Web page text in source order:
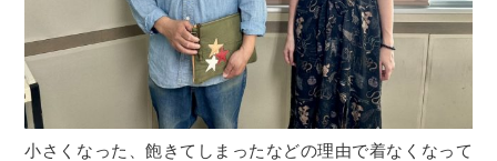
小さくなった、飽きてしまったなどの理由で着なくなって